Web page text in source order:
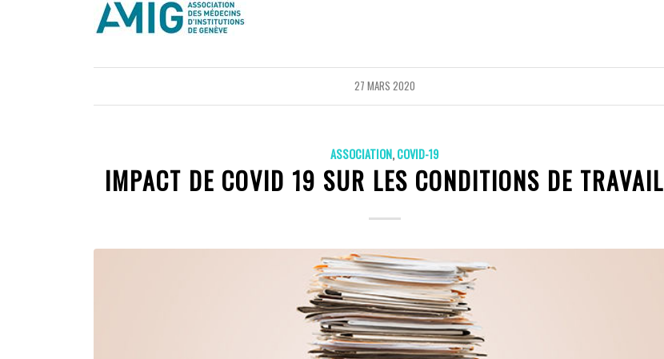
27 MARS 2020
ASSOCIATION,COVID-19
IMPACT DE COVID 19 SUR LES CONDITIONS DE TRAVAIL